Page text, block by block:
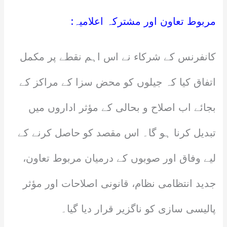
مربوط تعاون اور مشترکہ اعلامیہ:
کانفرنس کے شرکاء نے اس اہم نقطے پر مکمل
اتفاق کیا کہ جیلوں کو محض سزا کے مراکز کے
بجائے اب اصلاح و بحالی کے مؤثر اداروں میں
تبدیل کرنا ہو گا۔ اس مقصد کو حاصل کرنے کے
لیے وفاق اور صوبوں کے درمیان مربوط تعاون،
جدید انتظامی نظام، قانونی اصلاحات اور مؤثر
پالیسی سازی کو ناگزیر قرار دیا گیا۔